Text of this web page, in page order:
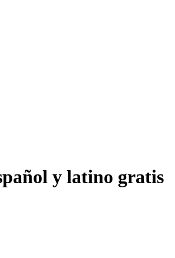
y latino gratis